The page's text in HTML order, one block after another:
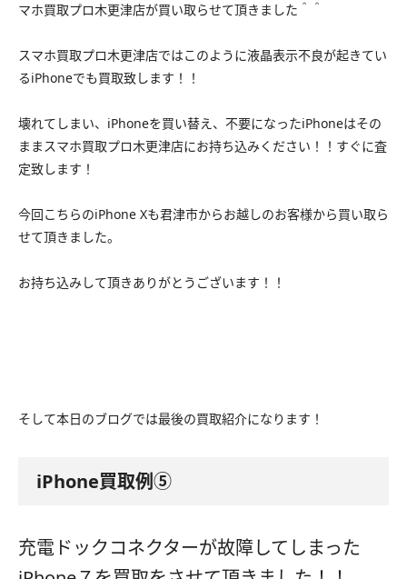
マホ買取プロ木更津店が買い取らせて頂きました＾＾
スマホ買取プロ木更津店ではこのように液晶表示不良が起きてい
るiPhoneでも買取致します！！
壊れてしまい、iPhoneを買い替え、不要になったiPhoneはその
ままスマホ買取プロ木更津店にお持ち込みください！！ すぐに査
定致します！
今回こちらのiPhone Xも君津市からお越しのお客様から買い取ら
せて頂きました。
お持ち込みして頂きありがとうございます！！
そして本日のブログでは最後の買取紹介になります！
iPhone買取例⑤
充電ドックコネクターが故障してしまった